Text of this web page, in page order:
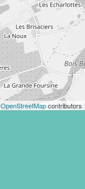
OpenStreetMapcontributors